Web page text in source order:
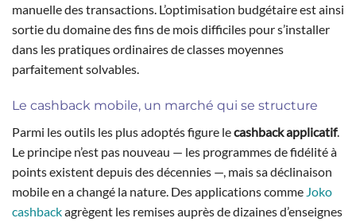
manuelle des transactions. L’optimisation budgétaire est ainsi
sortie du domaine des fins de mois difficiles pour s’installer
dans les pratiques ordinaires de classes moyennes
parfaitement solvables.
Le cashback mobile, un marché qui se structure
Parmi les outils les plus adoptés figure lecashback applicatif.
Le principe n’est pas nouveau — les programmes de fidélité à
points existent depuis des décennies —, mais sa déclinaison
mobile en a changé la nature. Des applications comme Joko
cashbackagrègent les remises auprès de dizaines d’enseignes